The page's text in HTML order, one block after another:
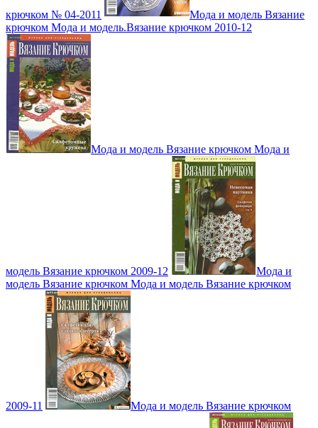
крючком № 04-2011
Мода и модель Вязание
крючком Мода и модель.Вязание крючком 2010-12
Мода и модель Вязание крючком Мода и
модель Вязание крючком 2009-12
Мода и
модель Вязание крючком Мода и модель Вязание крючком
2009-11 Мода и модель Вязание крючком